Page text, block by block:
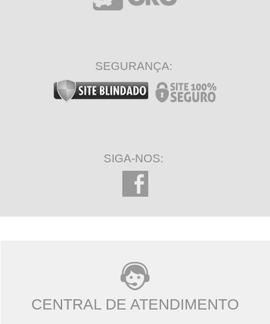
SEGURANÇA:
SIGA-NOS:
CENTRAL DE ATENDIMENTO